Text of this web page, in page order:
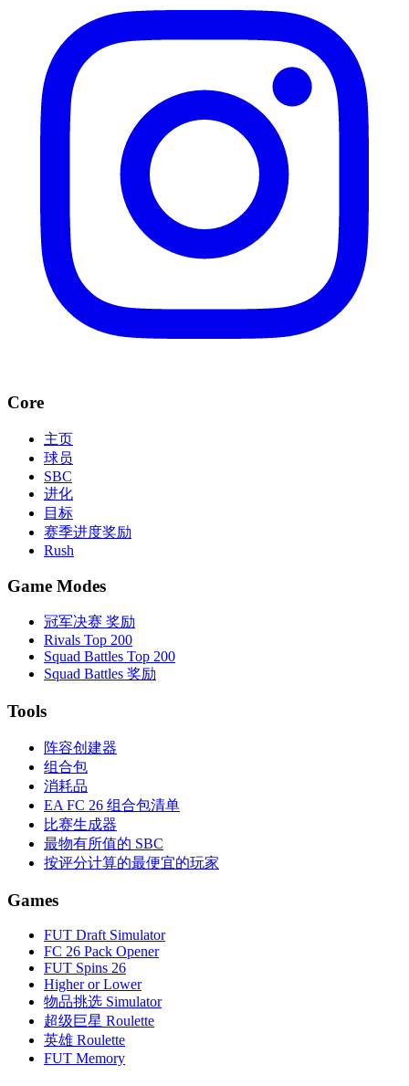
Core
主页
球员
SBC
进化
目标
赛季进度奖励
Rush
Game Modes
冠军决赛 奖励
Rivals Top 200
Squad Battles Top 200
Squad Battles 奖励
Tools
阵容创建器
组合包
消耗品
EA FC 26 组合包清单
比赛生成器
最物有所值的 SBC
按评分计算的最便宜的玩家
Games
FUT Draft Simulator
FC 26 Pack Opener
FUT Spins 26
Higher or Lower
物品挑选 Simulator
超级巨星 Roulette
英雄 Roulette
FUT Memory